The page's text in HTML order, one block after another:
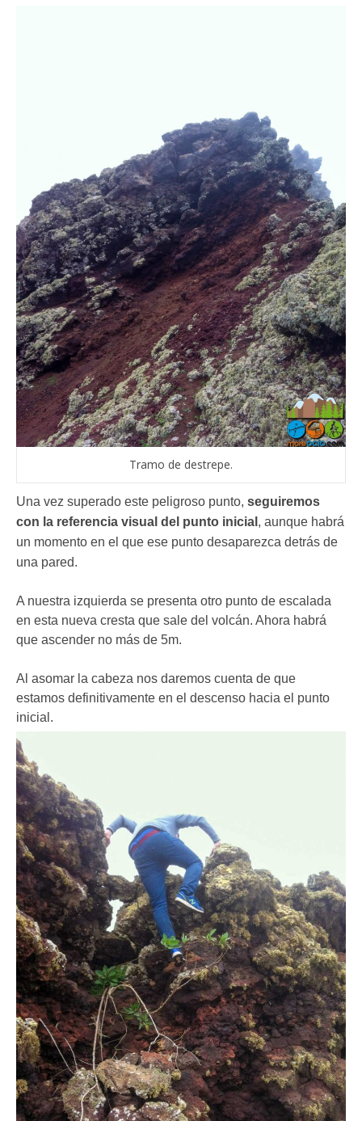
Tramo de destrepe.
Una vez superado este peligroso punto, seguiremos
con la referencia visual del punto inicial , aunque habrá
un momento en el que ese punto desaparezca detrás de
una pared.
A nuestra izquierda se presenta otro punto de escalada
en esta nueva cresta que sale del volcán. Ahora habrá
que ascender no más de 5m.
Al asomar la cabeza nos daremos cuenta de que
estamos definitivamente en el descenso hacia el punto
inicial.